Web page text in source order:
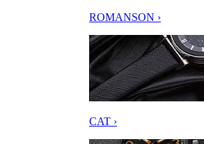
ROMANSON ›
CAT ›